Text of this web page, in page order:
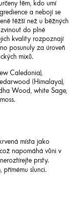
těm, kdo umí
a nebojí se
těžší než u běžných
do plné
kvality rozpoznají
posunuly za úroveň
mixů.
Caledonia),
(Himalaya),
Wood, white Sage,
místa jako
napomáhá vůni v
prsty.
slunci.